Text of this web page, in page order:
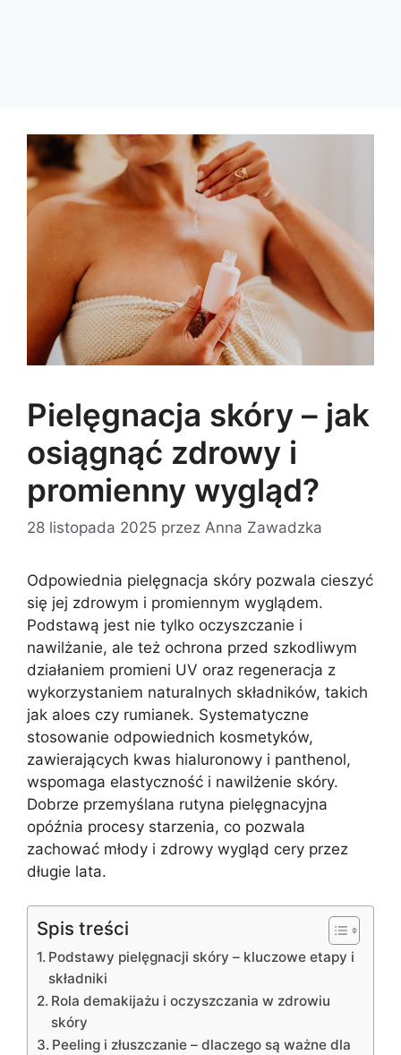
Pielęgnacja skóry – jak
osiągnąć zdrowy i
promienny wygląd?
28 listopada 2025 przez Anna Zawadzka
Odpowiednia pielęgnacja skóry pozwala cieszyć
się jej zdrowym i promiennym wyglądem.
Podstawą jest nie tylko oczyszczanie i
nawilżanie, ale też ochrona przed szkodliwym
działaniem promieni UV oraz regeneracja z
wykorzystaniem naturalnych składników, takich
jak aloes czy rumianek. Systematyczne
stosowanie odpowiednich kosmetyków,
zawierających kwas hialuronowy i panthenol,
wspomaga elastyczność i nawilżenie skóry.
Dobrze przemyślana rutyna pielęgnacyjna
opóźnia procesy starzenia, co pozwala
zachować młody i zdrowy wygląd cery przez
długie lata.
Spis treści
Podstawy pielęgnacji skóry – kluczowe etapy i
składniki
Rola demakijażu i oczyszczania w zdrowiu
skóry
Peeling i złuszczanie – dlaczego są ważne dla